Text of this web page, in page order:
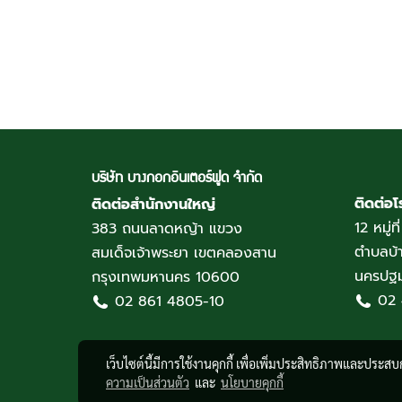
บริษัท บางกอกอินเตอร์ฟูด จำกัด
ติดต่อสำนักงานใหญ่
383 ถนนลาดหญ้า แขวง
สมเด็จเจ้าพระยา เขตคลองสาน
กรุงเทพมหานคร 10600
02 861 4805-10
ติดต่อโ
12 หมู่
ตำบลบ้
นครปฐ
02
เว็บไซต์นี้มีการใช้งานคุกกี้ เพื่อเพิ่มประสิทธิภาพและประส
ความเป็นส่วนตัว และ นโยบายคุกกี้